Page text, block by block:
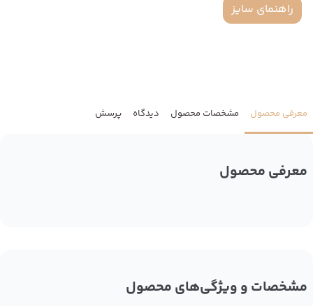
راهنمای سایز
معرفی محصول مشخصات محصول دیدگاه پرسش
معرفی محصول
مشخصات و ویژگی‌های محصول